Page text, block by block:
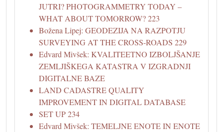
JUTRI? PHOTOGRAMMETRY TODAY –
WHAT ABOUT TOMORROW? 223
Božena Lipej: GEODEZIJA NA RAZPOTJU
SURVEYING AT THE CROSS-ROADS 229
Edvard Mivšek: KVALITEETNO IZBOLJŠANJE
ZEMLJIŠKEGA KATASTRA V IZGRADNJI
DIGITALNE BAZE
LAND CADASTRE QUALITY
IMPROVEMENT IN DIGITAL DATABASE
SET UP 234
Edvard Mivšek: TEMELJNE ENOTE IN ENOTE